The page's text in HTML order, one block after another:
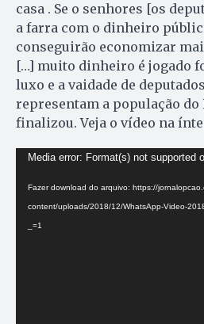
casa . Se o senhores [os
a farra com o dinheiro
conseguirão economizar
[…] muito dinheiro é jogado
luxo e a vaidade de
representam a população do
finalizou. Veja o vídeo na
Tocador
vídeo
Media error: Format(s) not supported
Fazer download do arquivo: https://
content/uploads/2018/12/WhatsApp-Video-
_=1